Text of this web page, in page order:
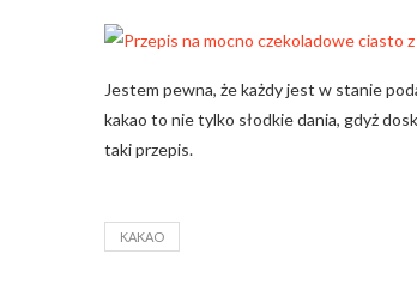
Jestem pewna, że każdy jest w stanie
kakao to nie tylko słodkie dania, gdyż
taki przepis.
KAKAO